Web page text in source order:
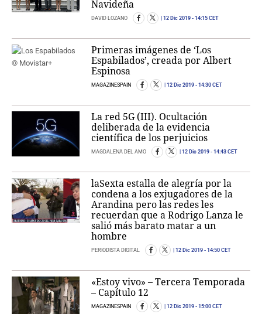
Navideña
DAVID LOZANO 12 Dic 2019 - 14:15 CET
Primeras imágenes de ‘Los
Espabilados’, creada por Albert
Espinosa
MAGAZINESPAIN 12 Dic 2019 - 14:30 CET
La red 5G (III). Ocultación
deliberada de la evidencia
científica de los perjuicios
MAGDALENA DEL AMO 12 Dic 2019 - 14:43 CET
laSexta estalla de alegría por la
condena a los exjugadores de la
Arandina pero las redes les
recuerdan que a Rodrigo Lanza le
salió más barato matar a un
hombre
PERIODISTA DIGITAL 12 Dic 2019 - 14:50 CET
«Estoy vivo» – Tercera Temporada
– Capítulo 12
MAGAZINESPAIN 12 Dic 2019 - 15:00 CET